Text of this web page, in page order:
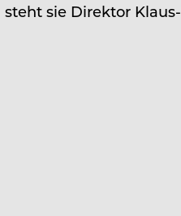
steht sie Direktor